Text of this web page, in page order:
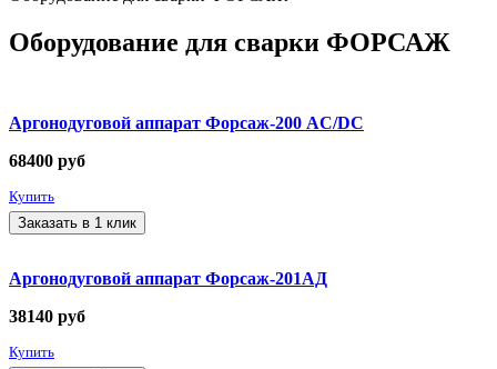
Оборудование для сварки ФОРСАЖ
Аргонодуговой аппарат Форсаж-200 AC/DC
68400 руб
Купить
Заказать в 1 клик
Аргонодуговой аппарат Форсаж-201АД
38140 руб
Купить